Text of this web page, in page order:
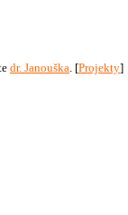
dr. Janouška . [Projekty]